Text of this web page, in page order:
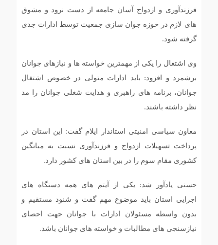
فرزندآوری و ازدواج آسان جامعه از دست نرود و مشوق
های لازم در حوزه جوان سازی جمعیت توسط ادارات جدی
گرفته شود.
وی اشتغال را یکی از مهمترین خواسته ها و نیازهای جوانان
برشمرد و افزود: باید ادارات متولی در خصوص اشتغال
جوانان، برنامه های راهبری و هدایت شغلی جوانان را مد
نظر داشته باشند.
معاون سیاسی امنیتی استاندار ایلام گفت: این استان در
پرداخت تسهیلات ازدواج و فرزندآوری نسبت به میانگین
کشوری مقام سوم را در بین استان های کشور دارد.
حسنی یادآور شد: یکی از آیتم های همه دستگاه های
اجرایی استان باید موضوع مهم گفت و شنود مستقیم و
بدون واسطه مسئولان ادارات با جوانان جهت احصای
نیازسنجی های مطالبات و خواسته های جوانان باشد.